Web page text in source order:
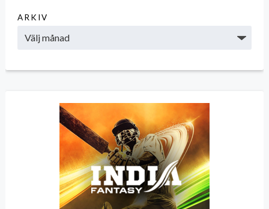
ARKIV